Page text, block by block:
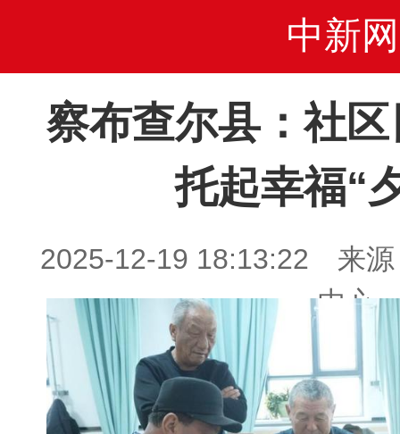
中新网
察布查尔县：社
托起幸福“
2025-12-19 18:13:22 来源
中心